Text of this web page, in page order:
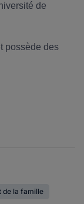
de
possède des
de la famille